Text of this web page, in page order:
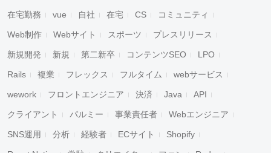
在宅勤務 vue 自社 在宅 CS コミュニティ
Web制作 Webサイト スポーツ プレスリリース
新規開発 新規 第二新卒 コンテンツSEO LPO
Rails 複業 フレックス フルタイム webサービス
wework フロントエンジニア 決済 Java API
クライアント パルミー 事業責任者 Webエンジニア
SNS運用 分析 経験者 ECサイト Shopify